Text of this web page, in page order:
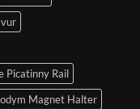
Picatinny Rail
Magnet Halter